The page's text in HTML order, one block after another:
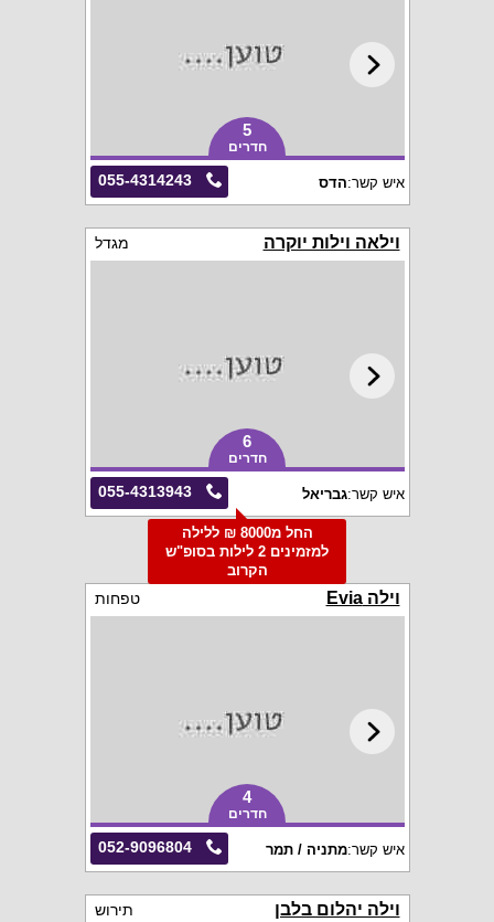
5
חדרים
055-4314243 איש קשר:הדס
וילאה וילות יוקרה מגדל
6
חדרים
055-4313943 איש קשר:גבריאל
החל מ8000 ₪ ללילה
למזמינים 2 לילות בסופ"ש
הקרוב
וילה Evia טפחות
4
חדרים
052-9096804 איש קשר:מתניה / תמר
וילה יהלום בלבן תירוש